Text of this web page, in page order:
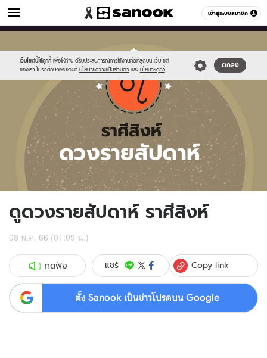
เข้าสู่ระบบสมาชิก
ดูดวง หมวดอื่นๆ
เว็บไซต์นี้ใช้คุกกี้ เพื่อให้ท่านได้รับประสบการณ์การใช้งานที่ดีที่สุดบน เว็บไซต์
ของเรา โปรดศึกษาเพิ่มเติมที่ นโยบายความเป็นส่วนตัว และ นโยบายคุกกี้
ตกลง
new-
sanook.png
horoscope-
leo_zodiac.jpg
ดูดวงรายสัปดาห์ ราศีสิงห์
08 พ.ค. 66 (01:09 น.)
กดฟัง แชร์ Copy link
ตั้ง Sanook เป็นข่าวโปรดบน Google